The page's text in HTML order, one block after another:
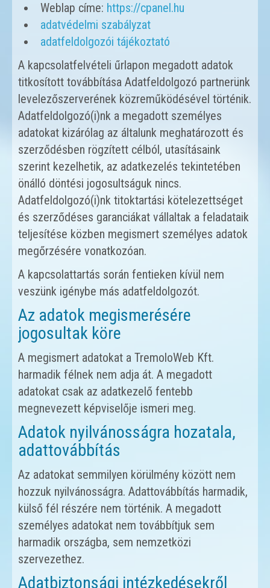
Weblap címe: https://cpanel.hu
adatvédelmi szabályzat
adatfeldolgozói tájékoztató
A kapcsolatfelvételi űrlapon megadott adatok
titkosított továbbítása Adatfeldolgozó partnerünk
levelezőszerverének közreműködésével történik.
Adatfeldolgozó(i)nk a megadott személyes
adatokat kizárólag az általunk meghatározott és
szerződésben rögzített célból, utasításaink
szerint kezelhetik, az adatkezelés tekintetében
önálló döntési jogosultságuk nincs.
Adatfeldolgozó(i)nk titoktartási kötelezettséget
és szerződéses garanciákat vállaltak a feladataik
teljesítése közben megismert személyes adatok
megőrzésére vonatkozóan.
A kapcsolattartás során fentieken kívül nem
veszünk igénybe más adatfeldolgozót.
Az adatok megismerésére
jogosultak köre
A megismert adatokat a TremoloWeb Kft.
harmadik félnek nem adja át. A megadott
adatokat csak az adatkezelő fentebb
megnevezett képviselője ismeri meg.
Adatok nyilvánosságra hozatala,
adattovábbítás
Az adatokat semmilyen körülmény között nem
hozzuk nyilvánosságra. Adattovábbítás harmadik,
külső fél részére nem történik. A megadott
személyes adatokat nem továbbítjuk sem
harmadik országba, sem nemzetközi
szervezethez.
Adatbiztonsági intézkedésekről